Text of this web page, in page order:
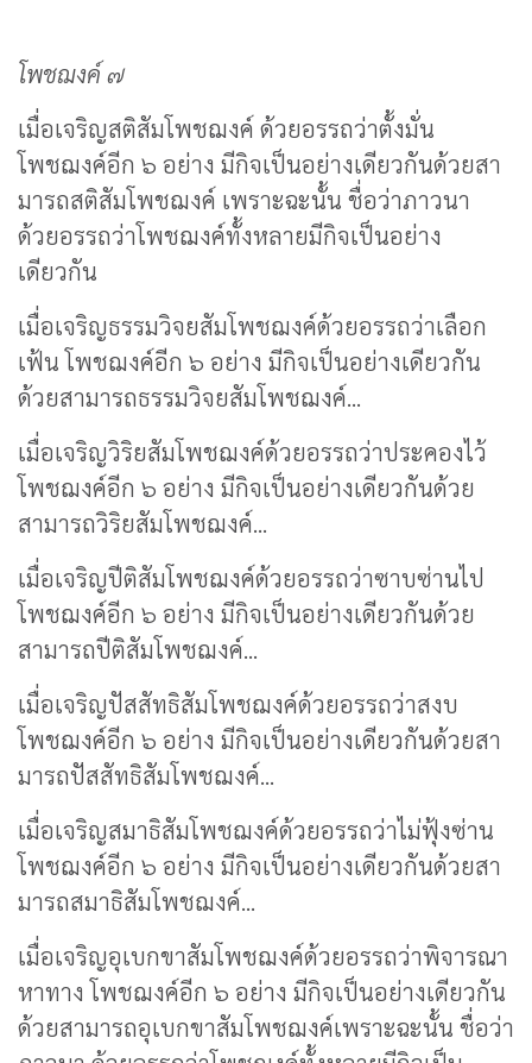
โพชฌงค์ ๗
เมื่อเจริญสติสัมโพชฌงค์ ด้วยอรรถว่าตั้งมั่น
โพชฌงค์อีก ๖ อย่าง มีกิจเป็นอย่างเดียวกันด้วยสา
มารถสติสัมโพชฌงค์ เพราะฉะนั้น ชื่อว่าภาวนา
ด้วยอรรถว่าโพชฌงค์ทั้งหลายมีกิจเป็นอย่าง
เดียวกัน
เมื่อเจริญธรรมวิจยสัมโพชฌงค์ด้วยอรรถว่าเลือก
เฟ้น โพชฌงค์อีก ๖ อย่าง มีกิจเป็นอย่างเดียวกัน
ด้วยสามารถธรรมวิจยสัมโพชฌงค์...
เมื่อเจริญวิริยสัมโพชฌงค์ด้วยอรรถว่าประคองไว้
โพชฌงค์อีก ๖ อย่าง มีกิจเป็นอย่างเดียวกันด้วย
สามารถวิริยสัมโพชฌงค์...
เมื่อเจริญปีติสัมโพชฌงค์ด้วยอรรถว่าซาบซ่านไป
โพชฌงค์อีก ๖ อย่าง มีกิจเป็นอย่างเดียวกันด้วย
สามารถปีติสัมโพชฌงค์...
เมื่อเจริญปัสสัทธิสัมโพชฌงค์ด้วยอรรถว่าสงบ
โพชฌงค์อีก ๖ อย่าง มีกิจเป็นอย่างเดียวกันด้วยสา
มารถปัสสัทธิสัมโพชฌงค์...
เมื่อเจริญสมาธิสัมโพชฌงค์ด้วยอรรถว่าไม่ฟุ้งซ่าน
โพชฌงค์อีก ๖ อย่าง มีกิจเป็นอย่างเดียวกันด้วยสา
มารถสมาธิสัมโพชฌงค์...
เมื่อเจริญอุเบกขาสัมโพชฌงค์ด้วยอรรถว่าพิจารณา
หาทาง โพชฌงค์อีก ๖ อย่าง มีกิจเป็นอย่างเดียวกัน
ด้วยสามารถอุเบกขาสัมโพชฌงค์เพราะฉะนั้น ชื่อว่า